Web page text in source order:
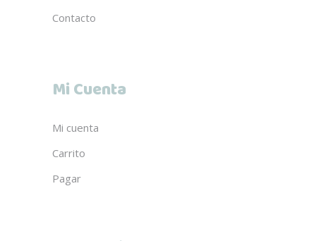
Contacto
Mi Cuenta
Mi cuenta
Carrito
Pagar